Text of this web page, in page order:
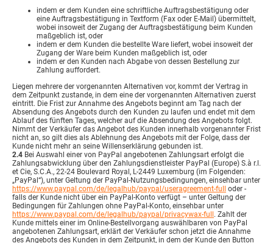
indem er dem Kunden eine schriftliche Auftragsbestätigung oder
eine Auftragsbestätigung in Textform (Fax oder E-Mail) übermittelt,
wobei insoweit der Zugang der Auftragsbestätigung beim Kunden
maßgeblich ist, oder
indem er dem Kunden die bestellte Ware liefert, wobei insoweit der
Zugang der Ware beim Kunden maßgeblich ist, oder
indem er den Kunden nach Abgabe von dessen Bestellung zur
Zahlung auffordert.
Liegen mehrere der vorgenannten Alternativen vor, kommt der Vertrag in
dem Zeitpunkt zustande, in dem eine der vorgenannten Alternativen zuerst
eintritt. Die Frist zur Annahme des Angebots beginnt am Tag nach der
Absendung des Angebots durch den Kunden zu laufen und endet mit dem
Ablauf des fünften Tages, welcher auf die Absendung des Angebots folgt.
Nimmt der Verkäufer das Angebot des Kunden innerhalb vorgenannter Frist
nicht an, so gilt dies als Ablehnung des Angebots mit der Folge, dass der
Kunde nicht mehr an seine Willenserklärung gebunden ist.
2.4 Bei Auswahl einer von PayPal angebotenen Zahlungsart erfolgt die
Zahlungsabwicklung über den Zahlungsdienstleister PayPal (Europe) S.à r.l.
et Cie, S.C.A., 22-24 Boulevard Royal, L-2449 Luxemburg (im Folgenden:
„PayPal“), unter Geltung der PayPal-Nutzungsbedingungen, einsehbar unter
https://www.paypal.com/de/legalhub/paypal/useragreement-full oder -
falls der Kunde nicht über ein PayPal-Konto verfügt – unter Geltung der
Bedingungen für Zahlungen ohne PayPal-Konto, einsehbar unter
https://www.paypal.com/de/legalhub/paypal/privacywax-full. Zahlt der
Kunde mittels einer im Online-Bestellvorgang auswählbaren von PayPal
angebotenen Zahlungsart, erklärt der Verkäufer schon jetzt die Annahme
des Angebots des Kunden in dem Zeitpunkt, in dem der Kunde den Button